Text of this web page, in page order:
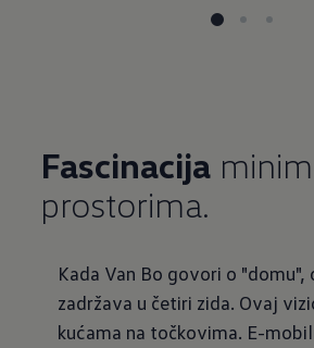
Fascinacija
prostorima.
Kada Van Bo govori o "domu",
zadržava u četiri zida. Ovaj
kućama na točkovima. E-